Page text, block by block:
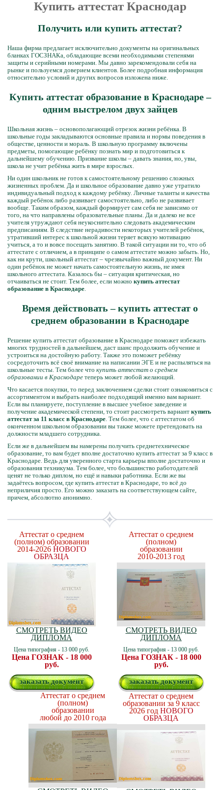
Купить аттестат Краснодар
Получить или купить аттестат?
Наша фирма предлагает исключительно документы на оригинальных
бланках ГОСЗНАКа, обладающие всеми необходимыми степенями
защиты и серийными номерами. Мы давно зарекомендовали себя на
рынке и пользуемся доверием клиентов. Более подробная информация
относительно условий и других вопросов изложена ниже.
Купить аттестат образование в Краснодаре –
одним выстрелом двух зайцев
Школьная жизнь – основополагающий отрезок жизни ребёнка. В
школьные годы закладываются основные правила и нормы поведения в
обществе, ценности и мораль. В школьную программу включены
предметы, помогающие ребёнку познать мир и подготовиться к
дальнейшему обучению. Призвание школы – давать знания, но, увы,
школа не учит ребёнка жить в мире взрослых.
Ни один школьник не готов к самостоятельному решению сложных
жизненных проблем. Да и школьное образование давно уже утратило
индивидуальный подход к каждому ребёнку. Личные таланты и качества
каждый ребёнок либо развивает самостоятельно, либо не развивает
вообще. Таким образом, каждый формирует сам себя не зависимо от
того, на что направлены образовательные планы. Да и далеко не все
учителя утруждают себя неукоснительно следовать академическим
предписаниям. В следствие нерадивости некоторых учителей ребёнок,
утративший интерес к школьной жизни теряет всякую мотивацию
учиться, а то и вовсе посещать занятию. В такой ситуации ни то, что об
аттестате с отличием, а в принципе о самом аттестате можно забыть. Но,
как ни крути, школьный аттестат – чрезвычайно важный документ. Ни
один ребёнок не может начать самостоятельную жизнь, не имея
школьного аттестата. Казалось бы – ситуация критическая, но
отчаиваться не стоит. Тем более, если можно купить аттестат
образование в Краснодаре.
Время действовать – купить аттестат о
среднем образовании в Краснодаре
Решение купить аттестат образование в Краснодаре поможет избежать
многих трудностей в дальнейшем, даст шанс продолжить обучение и
устроиться на достойную работу. Также это поможет ребёнку
сосредоточить всё своё внимание на написании ЭГЕ и не распыляться на
школьные тесты. Тем более что купить аттестат о среднем
образовании в Краснодаре теперь может любой желающий.
Что касается покупки, то перед заключением сделки стоит ознакомиться с
ассортиментом и выбрать наиболее подходящий именно вам вариант.
Если вы планируете, поступление в высшее учебное заведение и
получение академической степени, то стоит рассмотреть вариант купить
аттестат за 11 класс в Краснодаре. Тем более, что с аттестатом об
оконченном школьном образовании вы также можете претендовать на
должности младшего сотрудника.
Если же в дальнейшем вы намерены получить среднетехническое
образование, то вам будет вполне достаточно купить аттестат за 9 класс в
Краснодаре. Ведь для уверенного старта карьеры вполне достаточно и
образования техникума. Тем более, что большинство работодателей
ценят не только диплом, но ещё и навыки работника. Если же вы
задаётесь вопросом, где купить аттестат в Краснодаре, то всё до
неприличия просто. Его можно заказать на соответствующем сайте,
причем, абсолютно анонимно.
Аттестат о среднем
(полном) образовании
2014-2026 НОВОГО
ОБРАЗЦА
СМОТРЕТЬ ВИДЕО
ДИПЛОМА
Цена типография - 13 000 руб.
Цена ГОЗНАК - 18 000
руб.
заказать документ
Аттестат о среднем
(полном)
образовании
2010-2013 год
СМОТРЕТЬ ВИДЕО
ДИПЛОМА
Цена типография - 13 000 руб.
Цена ГОЗНАК - 18 000
руб.
заказать документ
Аттестат о среднем
(полном)
образовании
любой до 2010 года
Аттестат о среднем
образовании за 9 класс
2026 год НОВОГО
ОБРАЗЦА